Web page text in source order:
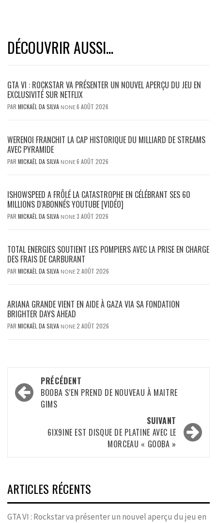
DÉCOUVRIR AUSSI...
GTA VI : ROCKSTAR VA PRÉSENTER UN NOUVEL APERÇU DU JEU EN
EXCLUSIVITÉ SUR NETFLIX
PAR MICKAËL DA SILVA NONE6 AOÛT 2026
WERENOI FRANCHIT LA CAP HISTORIQUE DU MILLIARD DE STREAMS
AVEC PYRAMIDE
PAR MICKAËL DA SILVA NONE6 AOÛT 2026
ISHOWSPEED A FRÔLÉ LA CATASTROPHE EN CÉLÉBRANT SES 60
MILLIONS D’ABONNÉS YOUTUBE [VIDÉO]
PAR MICKAËL DA SILVA NONE3 AOÛT 2026
TOTAL ENERGIES SOUTIENT LES POMPIERS AVEC LA PRISE EN CHARGE
DES FRAIS DE CARBURANT
PAR MICKAËL DA SILVA NONE2 AOÛT 2026
ARIANA GRANDE VIENT EN AIDE À GAZA VIA SA FONDATION
BRIGHTER DAYS AHEAD
PAR MICKAËL DA SILVA NONE2 AOÛT 2026
Navigation
d’article
PRÉCÉDENT
BOOBA S’EN PREND DE NOUVEAU À MAITRE
GIMS
SUIVANT
6IX9INE EST DISQUE DE PLATINE AVEC LE
MORCEAU « GOOBA »
ARTICLES RÉCENTS
GTA VI : Rockstar va présenter un nouvel aperçu du jeu en